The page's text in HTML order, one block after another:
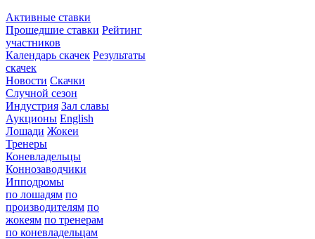
Активные ставки
Прошедшие ставки Рейтинг
участников
Календарь скачек Результаты
скачек
Новости Скачки
Случной сезон
Индустрия Зал славы
Аукционы English
Лошади Жокеи
Тренеры
Коневладельцы
Коннозаводчики
Ипподромы
по лошадям по
производителям по
жокеям по тренерам
по коневладельцам